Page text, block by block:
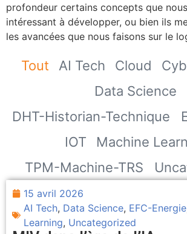
profondeur certains concepts que
intéressant à développer, ou bien ils
les avancées que nous faisons sur le
AI Tech Cloud
Data Science
DHT-Historian-Technique
IOT
Machine
TPM-Machine-TRS
Tout
15 avril 2026
AI Tech, Data Science, EFC-Energie
Learning, Uncategorized